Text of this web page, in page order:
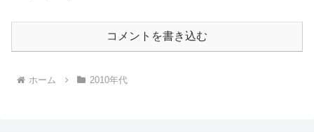
コメントを書き込む
ホーム 2010年代